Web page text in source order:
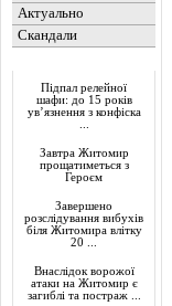
Актуально
Скандали
Підпал релейної
шафи: до 15 років
ув’язнення з конфіска
Завтра Житомир
прощатиметься з
Героєм
Завершено
розслідування вибухів
біля Житомира влітку
20 ...
Внаслідок ворожої
атаки на Житомир є
загиблі та постраж ...